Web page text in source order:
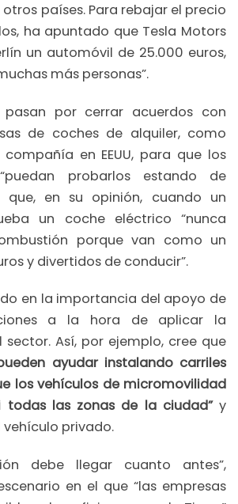
países. Para rebajar el precio
ha apuntado que Tesla Motors
un automóvil de 25.000 euros,
más personas”.
pasan por cerrar acuerdos con
de coches de alquiler, como
en EEUU, para que los
probarlos estando de
que, en su opinión, cuando un
un coche eléctrico “nunca
porque van como un
y divertidos de conducir”.
en la importancia del apoyo de
a la hora de aplicar la
sector. Así, por ejemplo, cree que
ayudar instalando carriles
los vehículos de micromovilidad
todas las zonas de la ciudad” y
privado.
debe llegar cuanto antes”,
en el que “las empresas